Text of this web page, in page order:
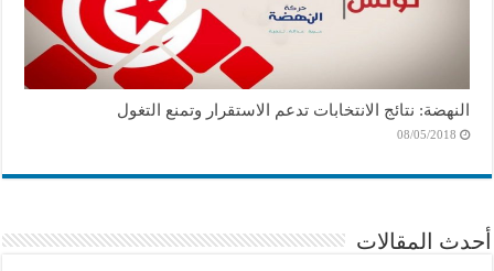
النهضة: نتائج الانتخابات تدعم الاستقرار وتمنع التغول
08/05/2018
أحدث المقالات